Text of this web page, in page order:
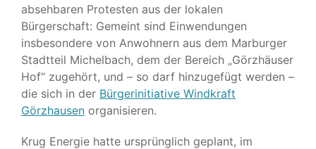
absehbaren Protesten aus der lokalen
Bürgerschaft: Gemeint sind Einwendungen
insbesondere von Anwohnern aus dem Marburger
Stadtteil Michelbach, dem der Bereich „Görzhäuser
Hof“ zugehört, und – so darf hinzugefügt werden –
die sich in der Bürgerinitiative Windkraft
Görzhausen organisieren.
Krug Energie hatte ursprünglich geplant, im